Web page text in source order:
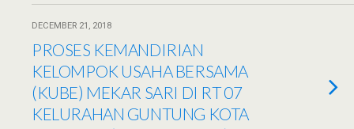
DECEMBER 21, 2018
PROSES KEMANDIRIAN
KELOMPOK USAHA BERSAMA
(KUBE) MEKAR SARI DI RT 07
KELURAHAN GUNTUNG KOTA